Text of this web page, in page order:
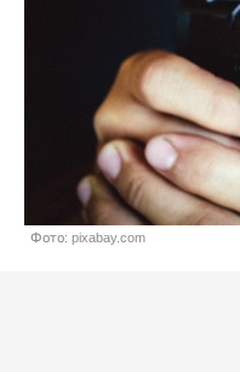
Фото: pixabay.com